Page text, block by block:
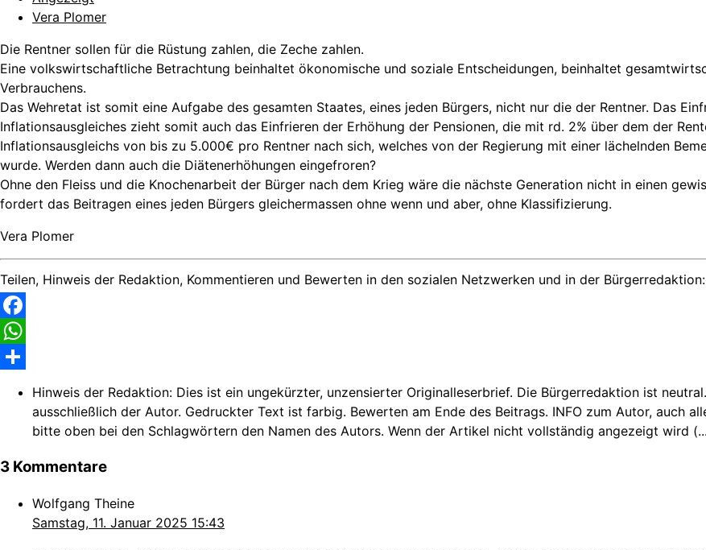
Vera Plomer
Die Rentner sollen für die Rüstung zahlen, die Zeche zahlen.
Eine volkswirtschaftliche Betrachtung beinhaltet ökonomische und soziale Entscheidungen, beinhaltet
Verbrauchens.
Das Wehretat ist somit eine Aufgabe des gesamten Staates, eines jeden Bürgers, nicht nur die der Rentner. Das
Inflationsausgleiches zieht somit auch das Einfrieren der Erhöhung der Pensionen, die mit rd. 2% über dem der
Inflationsausgleichs von bis zu 5.000€ pro Rentner nach sich, welches von der Regierung mit einer lächelnden
wurde. Werden dann auch die Diätenerhöhungen eingefroren?
Ohne den Fleiss und die Knochenarbeit der Bürger nach dem Krieg wäre die nächste Generation nicht in einen
fordert das Beitragen eines jeden Bürgers gleichermassen ohne wenn und aber, ohne Klassifizierung.
Vera Plomer
Teilen, Hinweis der Redaktion, Kommentieren und Bewerten in den sozialen Netzwerken und in der Bürgerredaktion:
Facebook
WhatsApp
Hinweis der Redaktion: Dies ist ein ungekürzter, unzensierter Originalleserbrief. Die Bürgerredaktion ist
ausschließlich der Autor. Gedruckter Text ist farbig. Bewerten am Ende des Beitrags. INFO zum Autor, auch
bitte oben bei den Schlagwörtern den Namen des Autors. Wenn der Artikel nicht vollständig angezeigt wird
3 Kommentare
Wolfgang Theine
Samstag, 11. Januar 2025 15:43